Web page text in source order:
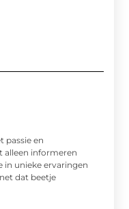
passie en
alleen informeren
in unieke ervaringen
dat beetje